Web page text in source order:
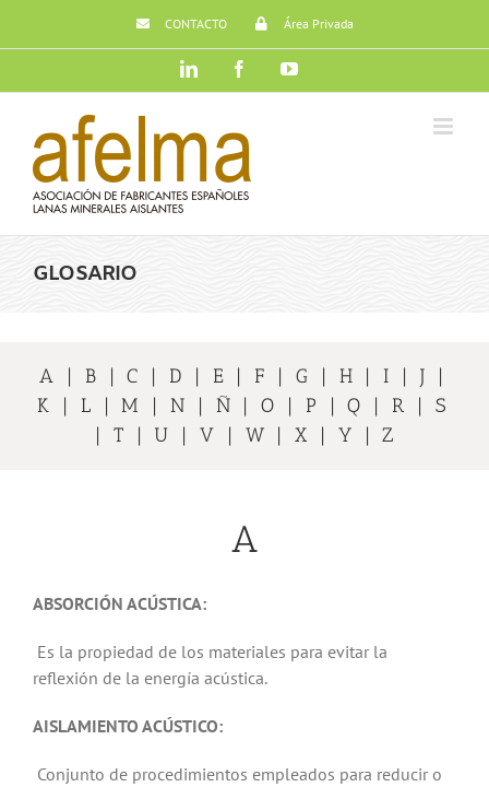
CONTACTO Área Privada
LinkedIn FacebookYouTube
GLOSARIO
A | B |C | D | E | F | G | H | I | J |
K | L |M | N | Ñ |O | P |Q | R | S
| T | U | V | W |X | Y |Z
A
ABSORCIÓN ACÚSTICA:
Es la propiedad de los materiales para evitar la
reflexión de la energía acústica.
AISLAMIENTO ACÚSTICO:
Conjunto de procedimientos empleados para reducir o